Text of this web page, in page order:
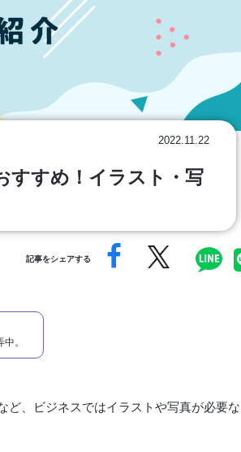
2022.11.22
すすめ！イラスト・写
記事をシェアする
。
ど、ビジネスではイラストや写真が必要な